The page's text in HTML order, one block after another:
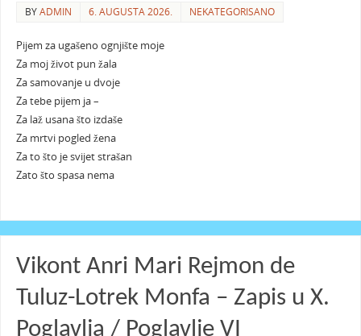
BYADMIN 6. AUGUSTA 2026. NEKATEGORISANO
Pijem za ugašeno ognjište moje
Za moj život pun žala
Za samovanje u dvoje
Za tebe pijem ja –
Za laž usana što izdaše
Za mrtvi pogled žena
Za to što je svijet strašan
Zato što spasa nema
Vikont Anri Mari Rejmon de
Tuluz-Lotrek Monfa – Zapis u X.
Poglavlja / Poglavlje VI